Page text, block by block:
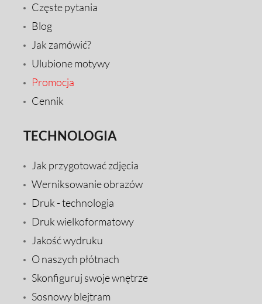
Częste pytania
Blog
Jak zamówić?
Ulubione motywy
Promocja
Cennik
TECHNOLOGIA
Jak przygotować zdjęcia
Werniksowanie obrazów
Druk - technologia
Druk wielkoformatowy
Jakość wydruku
O naszych płótnach
Skonfiguruj swoje wnętrze
Sosnowy blejtram